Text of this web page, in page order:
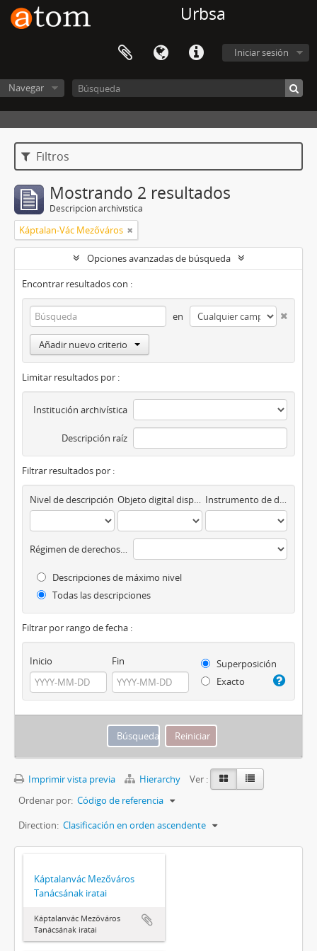
Urbsa
Iniciar sesión
Navegar
Filtros
Mostrando 2 resultados
Descripción archivística
Káptalan-Vác Mezőváros
Opciones avanzadas de búsqueda
Encontrar resultados con :
en
Añadir nuevo criterio
Limitar resultados por :
Institución archivística
Descripción raíz
Filtrar resultados por :
Nivel de descripción Objeto digital disponibles Instrumento de descripción
Régimen de derechos de autor
Descripciones de máximo nivel
Todas las descripciones
Filtrar por rango de fecha :
Inicio Fin
Superposición
Exacto
Imprimir vista previa Hierarchy
Ver :
Ordenar por: Código de referencia
Direction: Clasificación en orden ascendente
Káptalanvác Mezőváros
Tanácsának iratai
Káptalanvác Mezőváros
Tanácsának iratai